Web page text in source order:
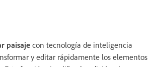
paisajecon tecnología de inteligencia
y editar rápidamente los elementos